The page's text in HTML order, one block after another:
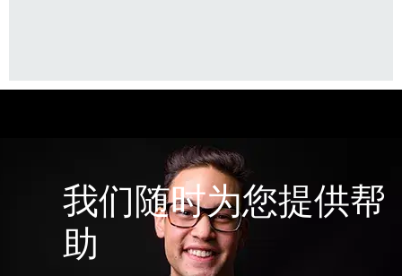
我们随时为您提供帮
助